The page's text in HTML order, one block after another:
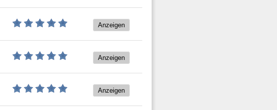
Anzeigen
Anzeigen
Anzeigen